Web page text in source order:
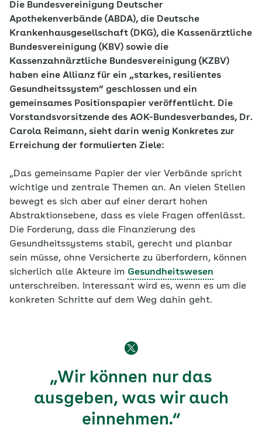
Die Bundesvereinigung Deutscher
Apothekenverbände (ABDA), die Deutsche
Krankenhausgesellschaft (DKG), die Kassenärztliche
Bundesvereinigung (KBV) sowie die
Kassenzahnärztliche Bundesvereinigung (KZBV)
haben eine Allianz für ein „starkes, resilientes
Gesundheitssystem“ geschlossen und ein
gemeinsames Positionspapier veröffentlicht. Die
Vorstandsvorsitzende des AOK-Bundesverbandes, Dr.
Carola Reimann, sieht darin wenig Konkretes zur
Erreichung der formulierten Ziele:
„Das gemeinsame Papier der vier Verbände spricht
wichtige und zentrale Themen an. An vielen Stellen
bewegt es sich aber auf einer derart hohen
Abstraktionsebene, dass es viele Fragen offenlässt.
Die Forderung, dass die Finanzierung des
Gesundheitssystems stabil, gerecht und planbar
sein müsse, ohne Versicherte zu überfordern, können
sicherlich alle Akteure im Gesundheitswesen
unterschreiben. Interessant wird es, wenn es um die
konkreten Schritte auf dem Weg dahin geht.
„Wir können nur das
ausgeben, was wir auch
einnehmen.“